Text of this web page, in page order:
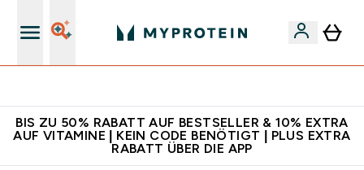
BIS ZU 50% RABATT AUF BESTSELLER & 10% EXTRA
AUF VITAMINE | KEIN CODE BENÖTIGT | PLUS EXTRA
RABATT ÜBER DIE APP